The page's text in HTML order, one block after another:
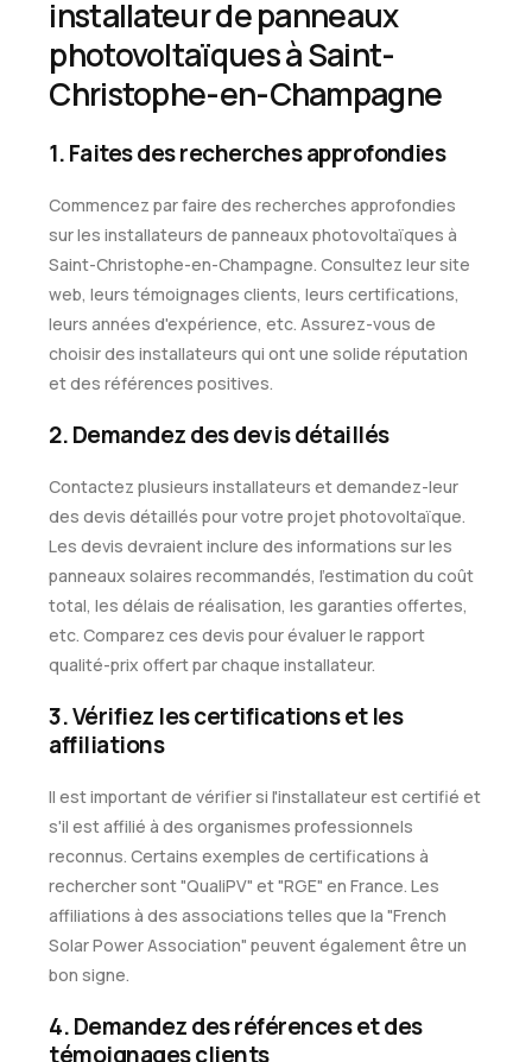
installateur de panneaux
photovoltaïques à Saint-
Christophe-en-Champagne
1. Faites des recherches approfondies
Commencez par faire des recherches approfondies
sur les installateurs de panneaux photovoltaïques à
Saint-Christophe-en-Champagne. Consultez leur site
web, leurs témoignages clients, leurs certifications,
leurs années d'expérience, etc. Assurez-vous de
choisir des installateurs qui ont une solide réputation
et des références positives.
2. Demandez des devis détaillés
Contactez plusieurs installateurs et demandez-leur
des devis détaillés pour votre projet photovoltaïque.
Les devis devraient inclure des informations sur les
panneaux solaires recommandés, l'estimation du coût
total, les délais de réalisation, les garanties offertes,
etc. Comparez ces devis pour évaluer le rapport
qualité-prix offert par chaque installateur.
3. Vérifiez les certifications et les
affiliations
Il est important de vérifier si l'installateur est certifié et
s'il est affilié à des organismes professionnels
reconnus. Certains exemples de certifications à
rechercher sont "QualiPV" et "RGE" en France. Les
affiliations à des associations telles que la "French
Solar Power Association" peuvent également être un
bon signe.
4. Demandez des références et des
témoignages clients